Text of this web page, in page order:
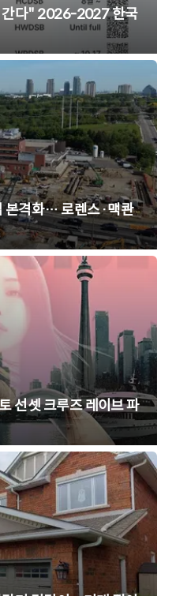
간다" 2026-2027 한국
본격화… 로렌스·맥콴
선셋 크루즈 레이브 파